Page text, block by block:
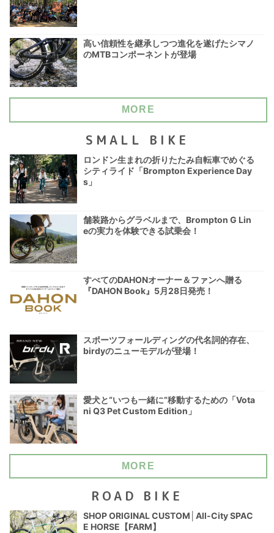
高い信頼性を継承しつつ進化を遂げたシマノ
のMTBコンポーネントが登場
MORE
SMALL BIKE
ロンドン生まれの折りたたみ自転車でめぐる
シティライド「Brompton Experience Day
s」
舗装路からグラベルまで、Brompton G Lin
eの実力を体験できる試乗会！
すべてのDAHONオーナー＆ファンへ贈る
『DAHON Book』5月28日発売！
スポーツフォールディングの代名詞的存在、
birdyのニューモデルが登場！
愛犬と“いつも一緒に”移動するための「Vota
ni Q3 Pet Custom Edition」
MORE
ROAD BIKE
SHOP ORIGINAL CUSTOM│All-City SPAC
E HORSE【FARM】